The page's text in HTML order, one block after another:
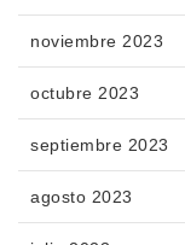
noviembre 2023
octubre 2023
septiembre 2023
agosto 2023